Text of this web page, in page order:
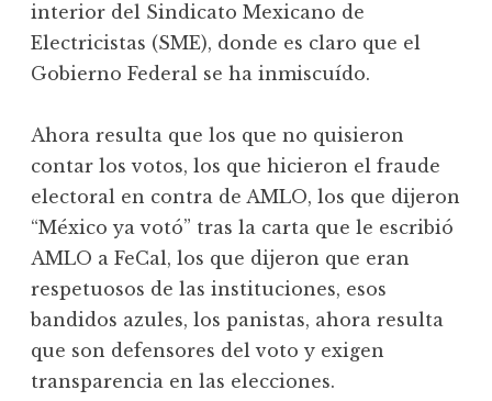
interior del Sindicato Mexicano de
Electricistas (SME), donde es claro que el
Gobierno Federal se ha inmiscuído.
Ahora resulta que los que no quisieron
contar los votos, los que hicieron el fraude
electoral en contra de AMLO, los que dijeron
“México ya votó” tras la carta que le escribió
AMLO a FeCal, los que dijeron que eran
respetuosos de las instituciones, esos
bandidos azules, los panistas, ahora resulta
que son defensores del voto y exigen
transparencia en las elecciones.